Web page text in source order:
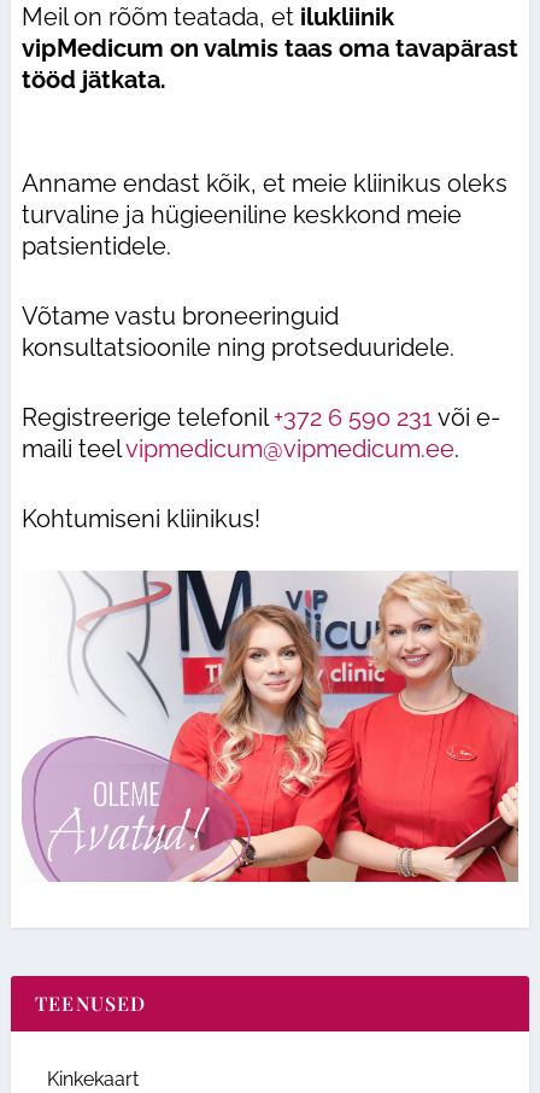
Meil on rõõm teatada, et ilukliinik
vipMedicum on valmis taas oma tavapärast
tööd jätkata.
Anname endast kõik, et meie kliinikus oleks
turvaline ja hügieeniline keskkond meie
patsientidele.
Võtame vastu broneeringuid
konsultatsioonile ning protseduuridele.
Registreerige telefonil+372 6 590 231 või e-
maili teelvipmedicum@vipmedicum.ee.
Kohtumiseni kliinikus!
TEENUSED
Kinkekaart